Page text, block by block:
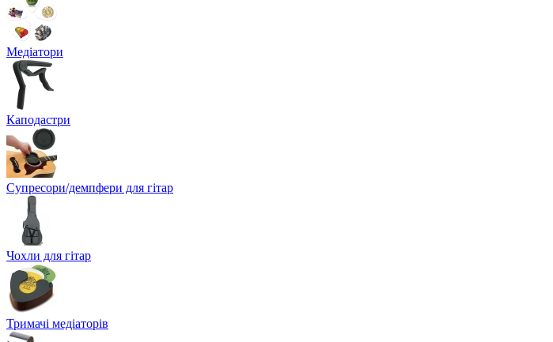
Медіатори
Каподастри
Супресори/демпфери для гітар
Чохли для гітар
Тримачі медіаторів